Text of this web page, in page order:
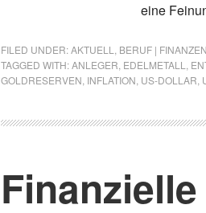
eine
FILED UNDER:AKTUELL BERUF |
TAGGED WITH:ANLEGER EDELMETALL
GOLDRESERVEN INFLATION US-DOLLAR